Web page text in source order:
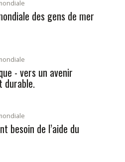
des gens de mer
- vers un avenir
durable.
besoin de l’aide du